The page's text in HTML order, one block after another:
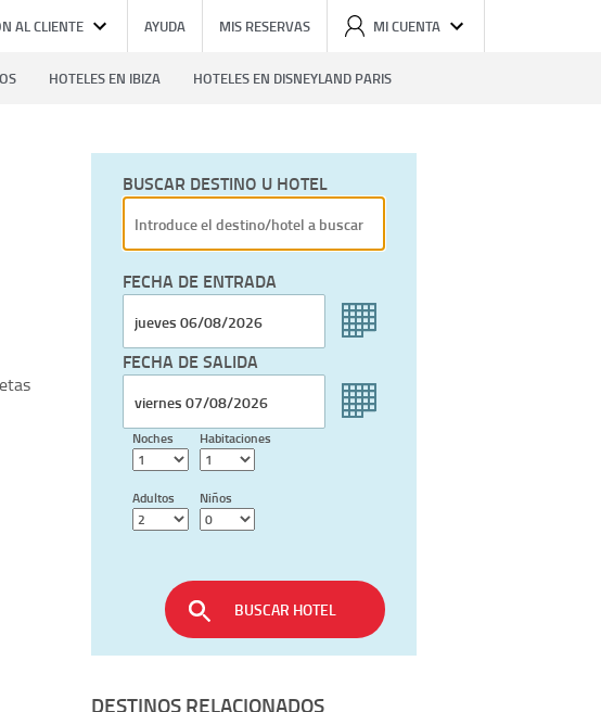
AL CLIENTE AYUDA MIS RESERVAS MI CUENTA
HOTELES EN IBIZA HOTELES EN DISNEYLAND PARIS
BUSCAR DESTINO U HOTEL
FECHA DE ENTRADA
FECHA DE SALIDA
Noches Habitaciones
Adultos Niños
BUSCAR HOTEL
DESTINOS RELACIONADOS